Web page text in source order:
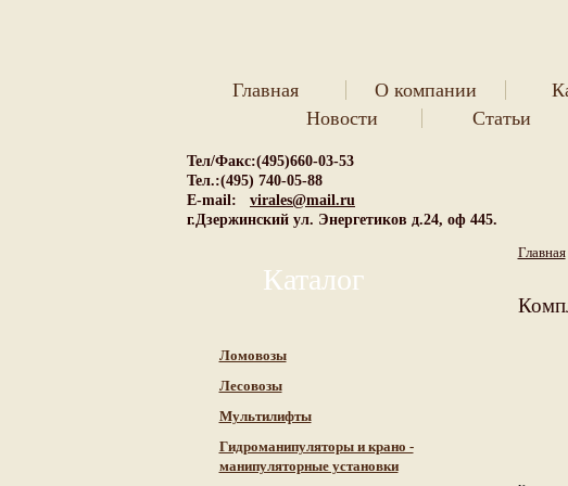
Новости Статьи
Главная О компании
Тел/Факс:(495)660-03-53
Тел.:(495) 740-05-88
E-mail:
virales@mail.ru
г.Дзержинский ул. Энергетиков д.24, оф 445.
Главная
Каталог
Ломовозы
Лесовозы
Мультилифты
Гидроманипуляторы и крано -
манипуляторные установки